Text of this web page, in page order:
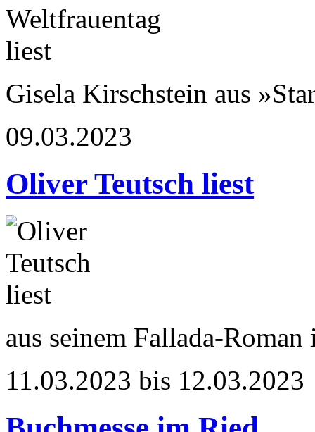
Gisela Kirschstein aus
09.03.2023
Oliver Teutsch liest
aus seinem Fallada-
11.03.2023 bis 12.03.2023